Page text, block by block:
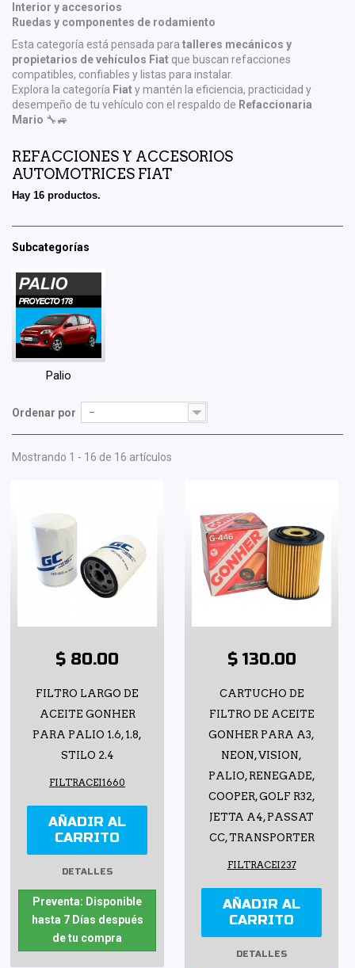
Interior y accesorios
Ruedas y componentes de rodamiento
Esta categoría está pensada para talleres mecánicos y
propietarios de vehículos Fiat que buscan refacciones
compatibles, confiables y listas para instalar.
Explora la categoría Fiaty mantén la eficiencia, practicidad y
desempeño de tu vehículo con el respaldo de Refaccionaria
Mario 🔧🚙
REFACCIONES Y ACCESORIOS
AUTOMOTRICES FIAT
Hay 16 productos.
Subcategorías
Palio
Ordenar por --
Mostrando 1 - 16 de 16 artículos
$ 80.00
FILTRO LARGO DE
ACEITE GONHER
PARA PALIO 1.6, 1.8,
STILO 2.4
FILTRACEI1660
AÑADIR AL
CARRITO
DETALLES
Preventa: Disponible
hasta 7 Días después
de tu compra
$ 130.00
CARTUCHO DE
FILTRO DE ACEITE
GONHER PARA A3,
NEON, VISION,
PALIO, RENEGADE,
COOPER, GOLF R32,
JETTA A4, PASSAT
CC, TRANSPORTER
FILTRACEI237
AÑADIR AL
CARRITO
DETALLES